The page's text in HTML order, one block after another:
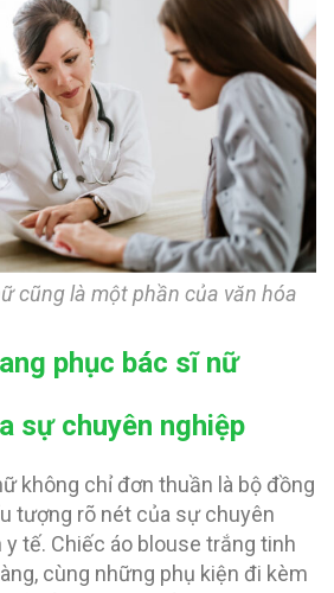
cũng là một phần của văn hóa
phục bác sĩ nữ
sự chuyên nghiệp
không chỉ đơn thuần là bộ đồng
tượng rõ nét của sự chuyên
tế. Chiếc áo blouse trắng tinh
cùng những phụ kiện đi kèm